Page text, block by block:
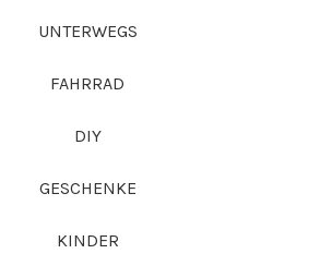
UNTERWEGS
FAHRRAD
DIY
GESCHENKE
KINDER